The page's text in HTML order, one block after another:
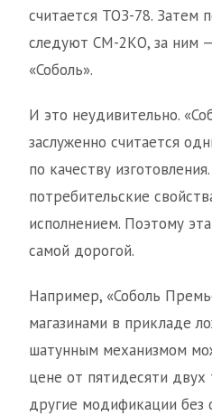
считается ТОЗ-78. Затем
следуют СМ-2КО, за ним
«Соболь».
И это неудивительно.
заслуженно считается
по качеству
потребительские
исполнением. Поэтому
самой дорогой.
Например, «Соболь
магазинами в прикладе
шатунным механизмом
цене от пятидесяти двух
другие модификации без